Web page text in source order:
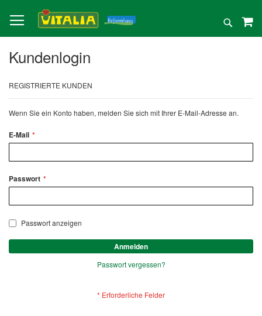
zum
Inhalt
Suche
Kundenlogin
REGISTRIERTE KUNDEN
Wenn Sie ein Konto haben, melden Sie sich mit Ihrer E-Mail-Adresse an.
E-Mail
Passwort
Passwort anzeigen
Anmelden
Passwort vergessen?